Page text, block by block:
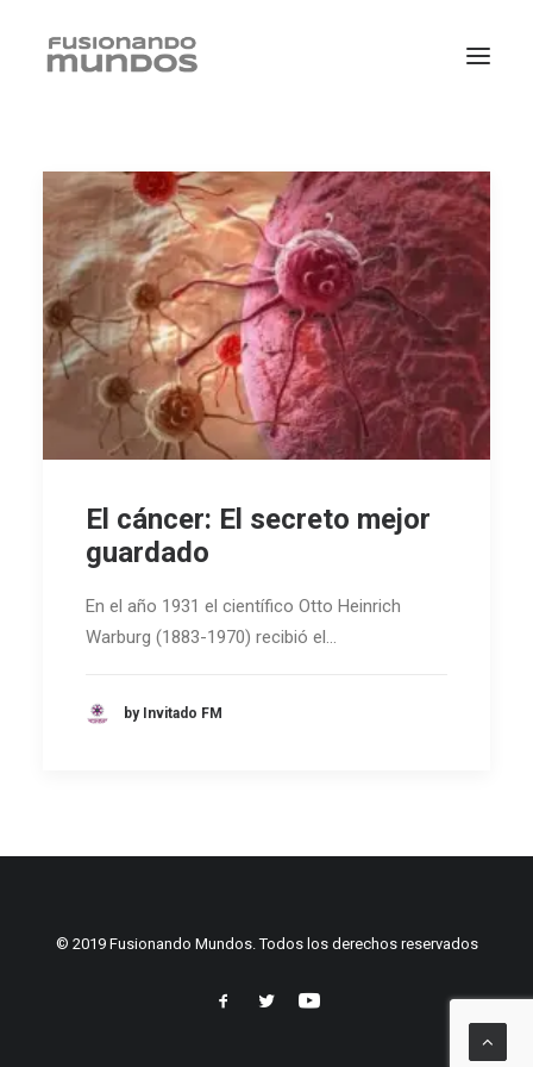
SEARCH
CART
El cáncer: El secreto mejor
guardado
En el año 1931 el científico Otto Heinrich
Warburg (1883-1970) recibió el…
by Invitado FM
© 2019 Fusionando Mundos. Todos los derechos reservados